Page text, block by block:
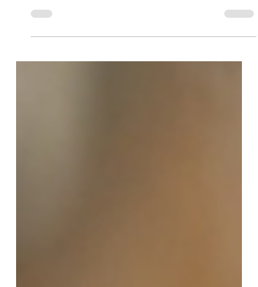
Sicuro di usare bene la protezione solare?
inquina anche in città.